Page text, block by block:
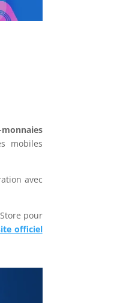
mobiles
avec
pour
officiel